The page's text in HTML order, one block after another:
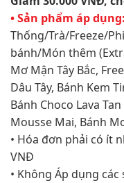
• Sản phẩm áp dụng:
Thống/Trà/Freeze/
bánh/Món thêm
Mơ Mận Tây Bắc,
Dâu Tây, Bánh Kem
Bánh Choco Lava
Mousse Mai, Bánh
• Hóa đơn phải có ít
VNĐ​
• Không Áp dụng